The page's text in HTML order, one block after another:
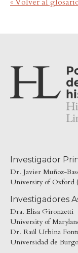
Investigador
Dr. Javier Muñoz-
University of Oxford
Investigadores
Dra. Elisa Gironzetti
University of
Dr. Raúl Urbina
Universidad de